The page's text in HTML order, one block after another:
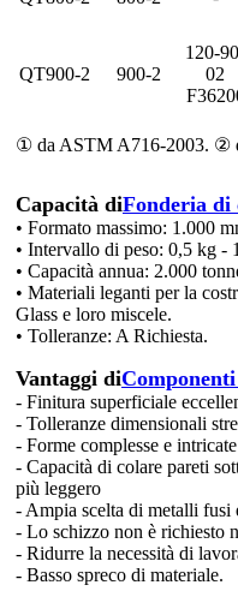
QT900-2 900-2
120-
02
① da ASTM A716-2003. ②
Capacità diFonderia di
• Formato massimo: 1.000
• Intervallo di peso: 0,5 kg -
• Capacità annua: 2.000
• Materiali leganti per la
Glass e loro miscele.
• Tolleranze: A Richiesta.
Vantaggi di
- Finitura superficiale
- Tolleranze dimensionali
- Forme complesse e
- Capacità di colare pareti
più leggero
- Ampia scelta di metalli fusi
- Lo schizzo non è richiesto
- Ridurre la necessità di
- Basso spreco di materiale.